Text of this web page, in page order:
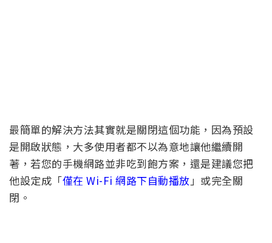
最簡單的解決方法其實就是關閉這個功能，因為預設
是開啟狀態，大多使用者都不以為意地讓他繼續開
著，若您的手機網路並非吃到飽方案，還是建議您把
他設定成「僅在 Wi-Fi 網路下自動播放」或完全關
閉。